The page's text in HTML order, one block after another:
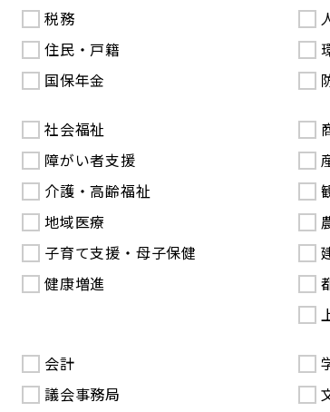
税務
住民・戸籍
国保年金
社会福祉
障がい者支援
介護・高齢福祉
地域医療
子育て支援・母子保健
健康増進
会計
議会事務局